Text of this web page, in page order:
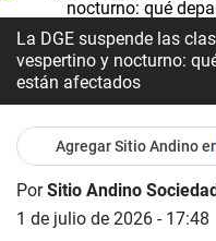
La DGE suspende las
vespertino y nocturno:
están afectados
Agregar Sitio Andino
PorSitio Andino
1 de julio de 2026 - 17:48